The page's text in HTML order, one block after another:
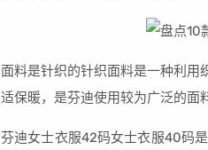
面料是针织的针织面料是一种利用
适保暖，是芬迪使用较为广泛的面
芬迪女士衣服42码女士衣服40码